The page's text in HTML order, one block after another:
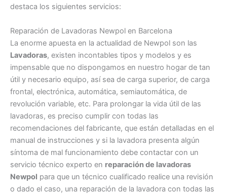
destaca los siguientes servicios:
Reparación de Lavadoras Newpol en Barcelona
La enorme apuesta en la actualidad de Newpol son las
Lavadoras, existen incontables tipos y modelos y es
impensable que no dispongamos en nuestro hogar de tan
útil y necesario equipo, así sea de carga superior, de carga
frontal, electrónica, automática, semiautomática, de
revolución variable, etc. Para prolongar la vida útil de las
lavadoras, es preciso cumplir con todas las
recomendaciones del fabricante, que están detalladas en el
manual de instrucciones y si la lavadora presenta algún
síntoma de mal funcionamiento debe contactar con un
servicio técnico experto en reparación de lavadoras
Newpol para que un técnico cualificado realice una revisión
o dado el caso, una reparación de la lavadora con todas las